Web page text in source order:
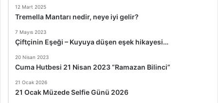
12 Mart 2025
Tremella Mantarı nedir, neye iyi gelir?
7 Mayıs 2023
Çiftçinin Eşeği – Kuyuya düşen eşek hikayesi…
20 Nisan 2023
Cuma Hutbesi 21 Nisan 2023 “Ramazan Bilinci”
21 Ocak 2026
21 Ocak Müzede Selfie Günü 2026